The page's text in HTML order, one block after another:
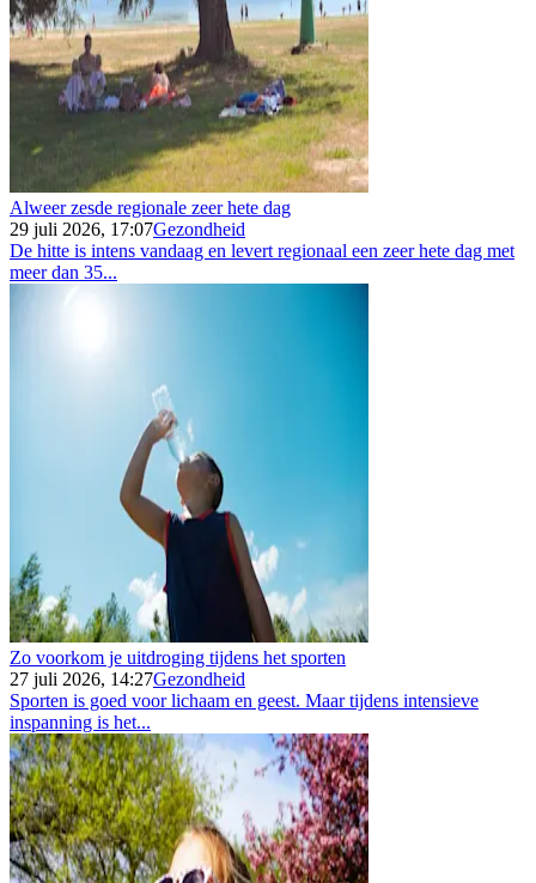
Alweer zesde regionale zeer hete dag
29 juli 2026, 17:07Gezondheid
De hitte is intens vandaag en levert regionaal een zeer hete dag met
meer dan 35...
Zo voorkom je uitdroging tijdens het sporten
27 juli 2026, 14:27Gezondheid
Sporten is goed voor lichaam en geest. Maar tijdens intensieve
inspanning is het...